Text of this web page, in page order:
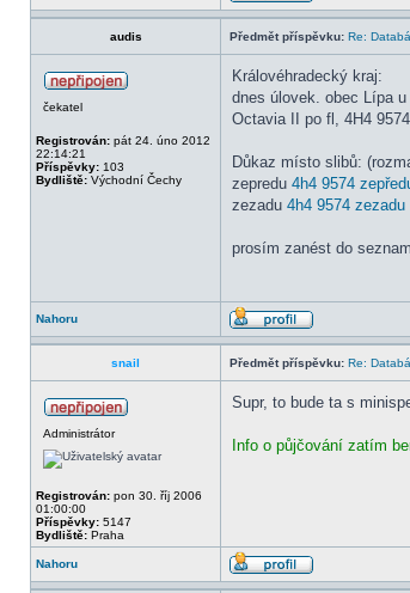
audis Předmět příspěvku: Re:
čekatel
Registrován: pát 24. úno 2012
22:14:21
Příspěvky: 103
Bydliště: Východní Čechy
Královéhradecký kraj:
dnes úlovek. obec Lípa
Octavia II po fl, 4H4
Důkaz místo slibů:
zepredu 4h4 9574
zezadu 4h4 9574 zezadu
prosím zanést do
Nahoru
snail Předmět příspěvku: Re:
Administrátor
Registrován: pon 30. říj 2006
01:00:00
Příspěvky: 5147
Bydliště: Praha
Supr, to bude ta s
Info o půjčování zatím
Nahoru